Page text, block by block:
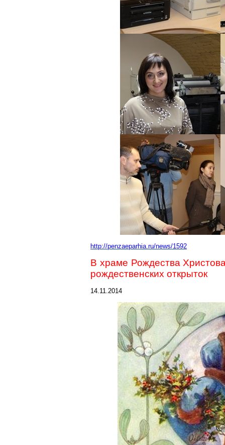
http://penzaeparhia.ru/news/1592
В храме Рождества
рождественских открыток
14.11.2014